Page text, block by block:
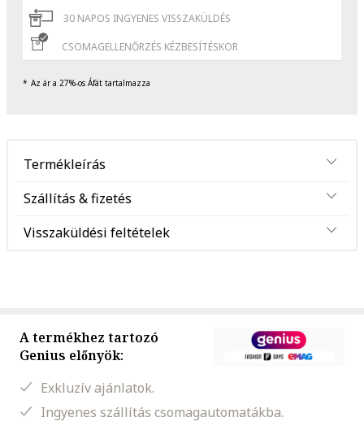
30 NAPOS INGYENES VISSZAKÜLDÉS
CSOMAGELLENŐRZÉS KÉZBESÍTÉSKOR
Az ár a 27%-os Áfát tartalmazza
Termékleírás
Szállítás & fizetés
Visszaküldési feltételek
A termékhez tartozó
Genius előnyök:
Exkluzív ajánlatok.
Ingyenes szállítás csomagautomatákba.